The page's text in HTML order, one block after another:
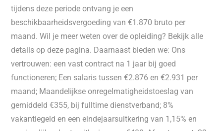
tijdens deze periode ontvang je een
beschikbaarheidsvergoeding van €1.870 bruto per
maand. Wil je meer weten over de opleiding? Bekijk alle
details op deze pagina. Daarnaast bieden we: Ons
vertrouwen: een vast contract na 1 jaar bij goed
functioneren; Een salaris tussen €2.876 en €2.931 per
maand; Maandelijkse onregelmatigheidstoeslag van
gemiddeld €355, bij fulltime dienstverband; 8%
vakantiegeld en een eindejaarsuitkering van 1,15% en